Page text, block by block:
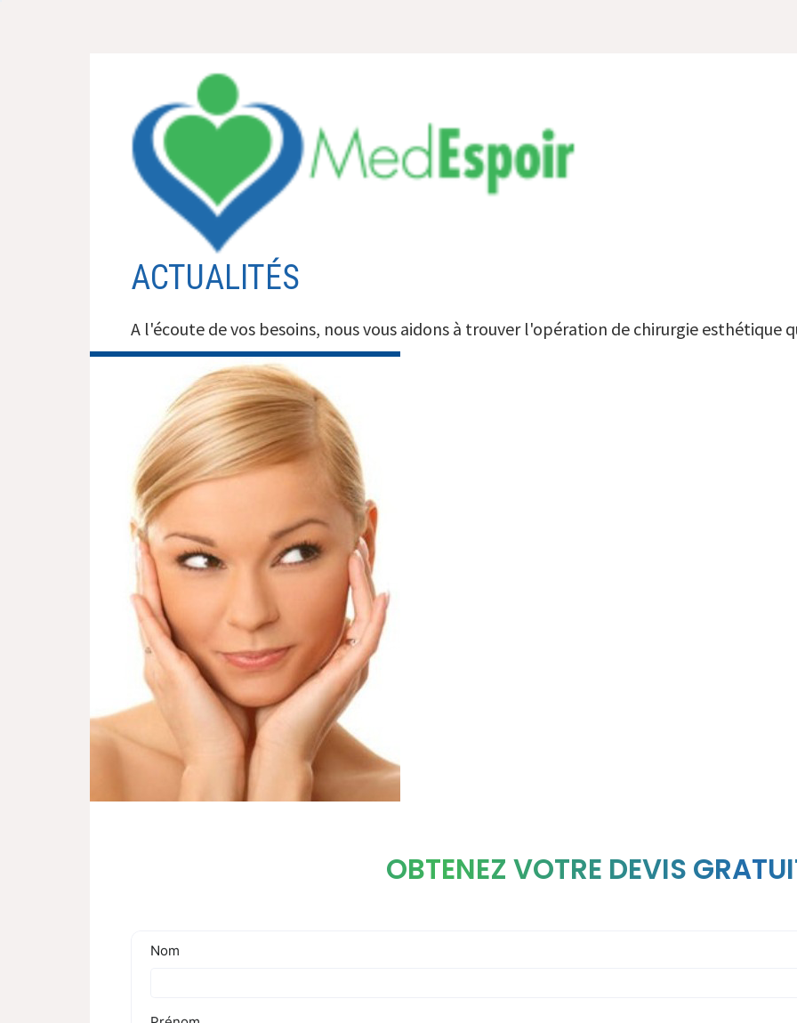
contenu
ACTUALITÉS
A l'écoute de vos besoins, nous vous aidons à trouver l'opération de chirurgie esthétique
OBTENEZ VOTRE DEVIS